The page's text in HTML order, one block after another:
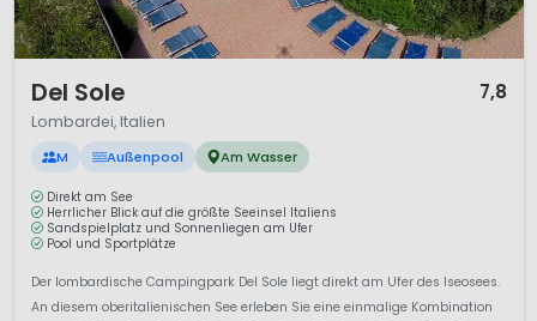
Del Sole 7,8
Lombardei, Italien
M Außenpool Am Wasser
Direkt am See
Herrlicher Blick auf die größte Seeinsel Italiens
Sandspielplatz und Sonnenliegen am Ufer
Pool und Sportplätze
Der lombardische Campingpark Del Sole liegt direkt am Ufer des Iseosees.
An diesem oberitalienischen See erleben Sie eine einmalige Kombination